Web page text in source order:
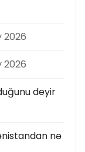
2026
2026
deyir
nə